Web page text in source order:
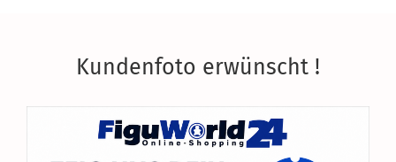
Kundenfoto erwünscht !